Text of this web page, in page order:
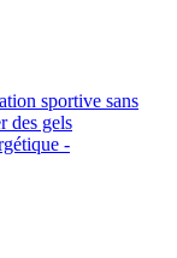
sportive sans
des gels
-